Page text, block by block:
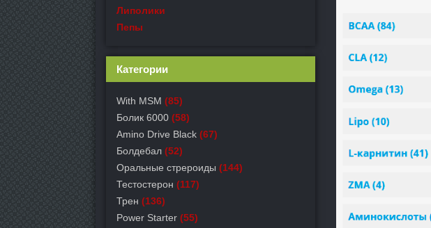
Липолики
Пепы
Категории
With MSM (85)
Болик 6000 (58)
Amino Drive Black (67)
Болдебал (52)
Оральные стрероиды (144)
Тестостерон (117)
Трен (136)
Power Starter (55)